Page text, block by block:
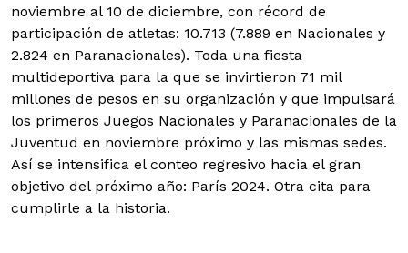
noviembre al 10 de diciembre, con récord de
participación de atletas: 10.713 (7.889 en Nacionales y
2.824 en Paranacionales). Toda una fiesta
multideportiva para la que se invirtieron 71 mil
millones de pesos en su organización y que impulsará
los primeros Juegos Nacionales y Paranacionales de la
Juventud en noviembre próximo y las mismas sedes.
Así se intensifica el conteo regresivo hacia el gran
objetivo del próximo año: París 2024. Otra cita para
cumplirle a la historia.